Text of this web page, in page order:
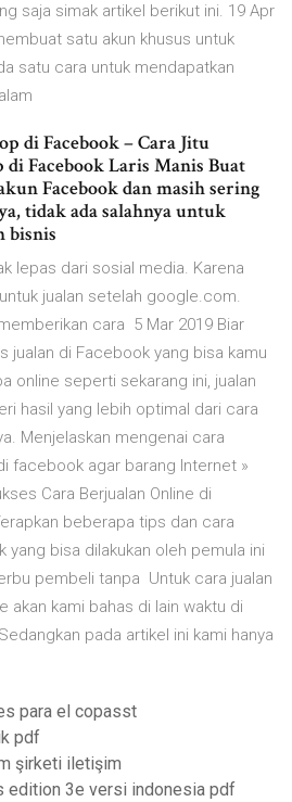
saja simak artikel berikut ini. 19 Apr
satu akun khusus untuk
satu cara untuk mendapatkan
di Facebook – Cara Jitu
Facebook Laris Manis Buat
Facebook dan masih sering
tidak ada salahnya untuk
bisnis
lepas dari sosial media. Karena
jualan setelah google.com.
cara 5 Mar 2019 Biar
jualan di Facebook yang bisa kamu
online seperti sekarang ini, jualan
hasil yang lebih optimal dari cara
Menjelaskan mengenai cara
facebook agar barang Internet »
Cara Berjualan Online di
beberapa tips dan cara
yang bisa dilakukan oleh pemula ini
pembeli tanpa Untuk cara jualan
akan kami bahas di lain waktu di
pada artikel ini kami hanya
para el copasst
pdf
şirketi iletişim
edition 3e versi indonesia pdf